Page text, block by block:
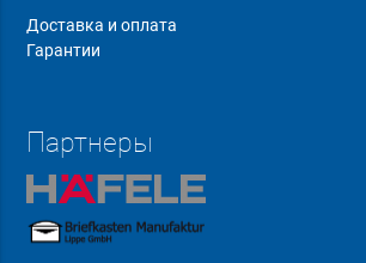
Доставка и оплата
Гарантии
Партнеры